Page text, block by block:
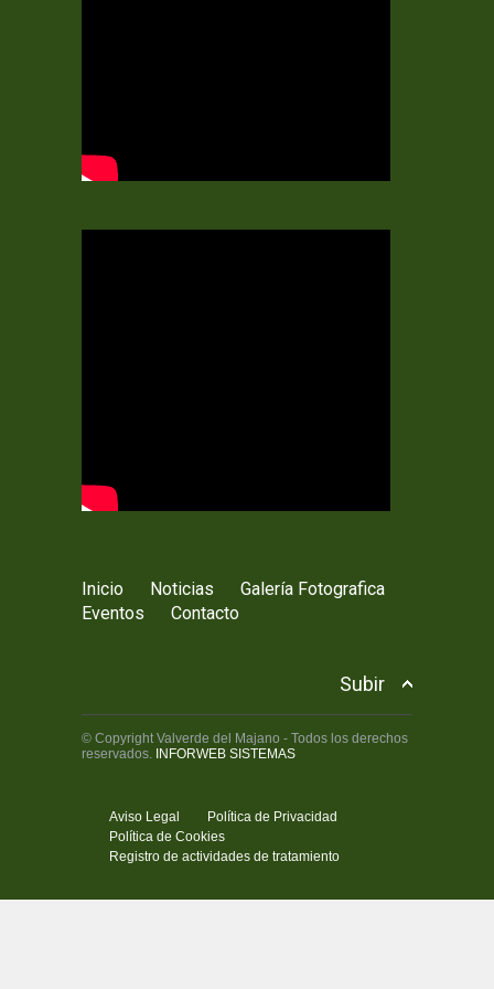
Inicio Noticias
Galería Fotografica
Eventos
Contacto
Subir
© Copyright Valverde del Majano - Todos los derechos
reservados. INFORWEB SISTEMAS
Aviso Legal
Política de Privacidad
Política de Cookies
Registro de actividades de tratamiento